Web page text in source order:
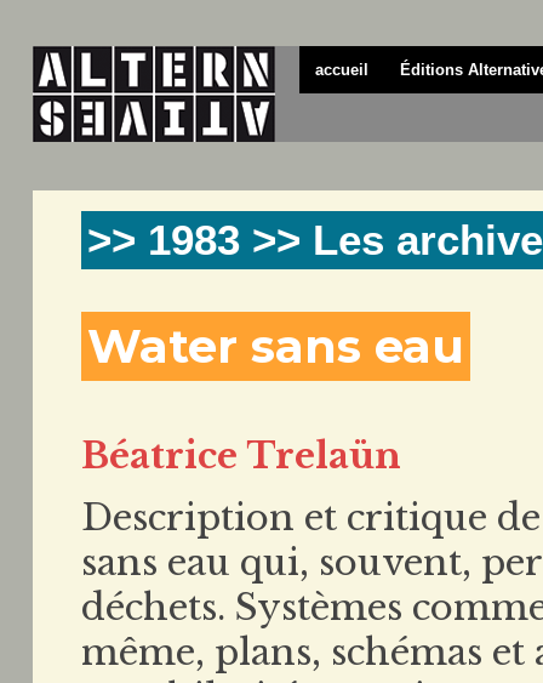
accueil Éditions
>> 1983 >> Les
Water sans eau
Béatrice Trelaün
Description et critique de
sans eau qui, souvent,
déchets. Systèmes
même, plans, schémas et